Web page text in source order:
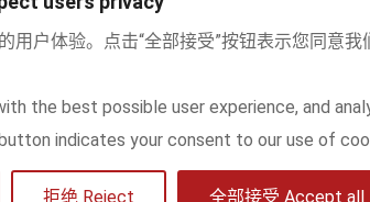
用户体验。点击“全部接受”按钮表示您同意我
the best possible user experience, and
indicates your consent to our use of
拒绝 Reject 全部接受 Accept all